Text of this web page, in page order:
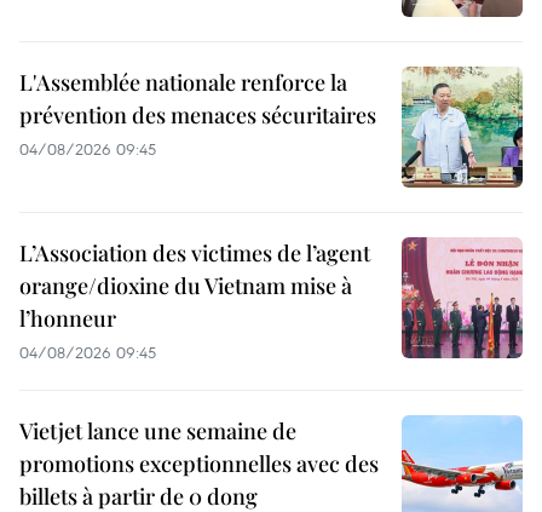
L'Assemblée nationale renforce la
prévention des menaces sécuritaires
04/08/2026 09:45
L’Association des victimes de l’agent
orange/dioxine du Vietnam mise à
l’honneur
04/08/2026 09:45
Vietjet lance une semaine de
promotions exceptionnelles avec des
billets à partir de 0 dong